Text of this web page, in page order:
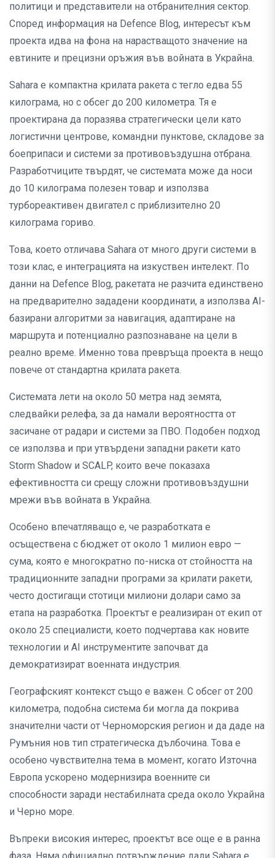
политици и представители на отбранителния сектор.
Според информация на Defence Blog, интересът към
проекта идва на фона на нарастващото значение на
евтините и прецизни оръжия във войната в Украйна.
Sahara е компактна крилата ракета с тегло едва 55
килограма, но с обсег до 200 километра. Тя е
проектирана да поразява стратегически цели като
логистични центрове, командни пунктове, складове за
боеприпаси и системи за противовъздушна отбрана.
Разработчиците твърдят, че системата може да носи
до 10 килограма полезен товар и използва
турбореактивен двигател с приблизително 20
килограма гориво.
Това, което отличава Sahara от много други системи в
този клас, е интеграцията на изкуствен интелект. По
данни на Defence Blog, ракетата не разчита единствено
на предварително зададени координати, а използва AI-
базирани алгоритми за навигация, адаптиране на
маршрута и потенциално разпознаване на цели в
реално време. Именно това превръща проекта в нещо
повече от стандартна крилата ракета.
Системата лети на около 50 метра над земята,
следвайки релефа, за да намали вероятността от
засичане от радари и системи за ПВО. Подобен подход
се използва и при утвърдени западни ракети като
Storm Shadow и SCALP, които вече показаха
ефективността си срещу сложни противовъздушни
мрежи във войната в Украйна.
Особено впечатляващо е, че разработката е
осъществена с бюджет от около 1 милион евро —
сума, която е многократно по-ниска от стойността на
традиционните западни програми за крилати ракети,
често достигащи стотици милиони долари само за
етапа на разработка. Проектът е реализиран от екип от
около 25 специалисти, което подчертава как новите
технологии и AI инструментите започват да
демократизират военната индустрия.
Географският контекст също е важен. С обсег от 200
километра, подобна система би могла да покрива
значителни части от Черноморския регион и да даде на
Румъния нов тип стратегическа дълбочина. Това е
особено чувствителна тема в момент, когато Източна
Европа ускорено модернизира военните си
способности заради нестабилната среда около Украйна
и Черно море.
Въпреки високия интерес, проектът все още е в ранна